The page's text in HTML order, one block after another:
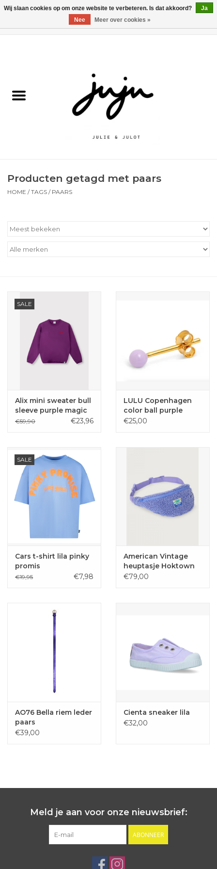
Kledij jongens
Schoenen
Producten getagd met paars
HOME /TAGS / PAARS
SALE
Alix mini sweater bull
sleeve purple magic
€59,90 €23,96
LULU Copenhagen
color ball purple
€25,00
SALE
Cars t-shirt lila pinky
promis
€19,95 €7,98
American Vintage
heuptasje Hoktown
Provence
€79,00
AO76 Bella riem leder
paars
€39,00
Cienta sneaker lila
€32,00
Meld je aan voor onze nieuwsbrief:
ABONNEER
Wij slaan cookies op om onze website te verbeteren. Is dat akkoord?
Ja
Nee
Meer over cookies »